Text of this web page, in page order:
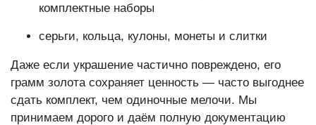
комплектные наборы
серьги, кольца, кулоны, монеты и слитки
Даже если украшение частично повреждено, его
грамм золота сохраняет ценность — часто выгоднее
сдать комплект, чем одиночные мелочи. Мы
принимаем дорого и даём полную документацию